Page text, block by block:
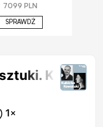
7099 PLN
SPRAWDŹ